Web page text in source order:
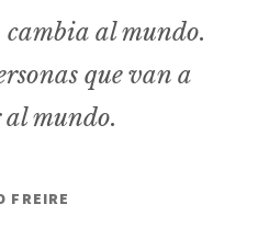
al mundo.
que van a
mundo.
FREIRE